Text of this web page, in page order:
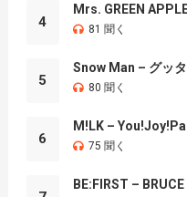
4
Mrs. GREEN
81 聞く
5
Snow Man – グッ
80 聞く
6
M!LK –
75 聞く
BE:FIRST – BRUCE